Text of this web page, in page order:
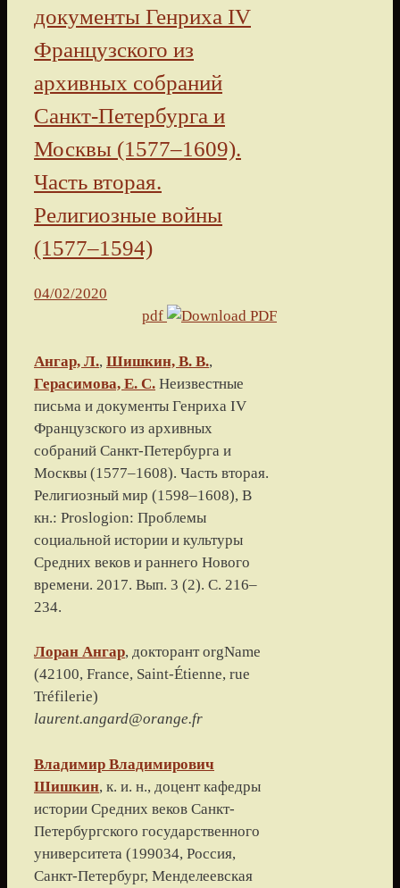
документы Генриха IV
Французского из
архивных собраний
Санкт-Петербурга и
Москвы (1577–1609).
Часть вторая.
Религиозные войны
(1577–1594)
04/02/2020
pdf
Ангар, Л., Шишкин, В. В.,
Герасимова, Е. С. Неизвестные
письма и документы Генриха IV
Французского из архивных
собраний Санкт-Петербурга и
Москвы (1577–1608). Часть вторая.
Религиозный мир (1598–1608), В
кн.: Proslogion: Проблемы
социальной истории и культуры
Средних веков и раннего Нового
времени. 2017. Вып. 3 (2). С. 216–
234.
Лоран Ангар, докторантorgName
(42100, France, Saint-Étienne, rue
Tréfilerie)
laurent.angard@orange.fr
Владимир Владимирович
Шишкин, к. и. н., доцент кафедры
истории Средних веков Санкт-
Петербургского государственного
университета (199034, Россия,
Санкт-Петербург, Менделеевская